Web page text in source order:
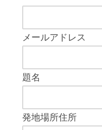
メールアドレス
題名
発地場所住所